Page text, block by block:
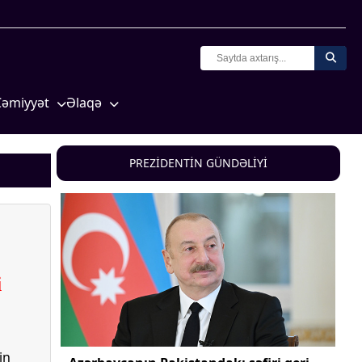
və
Siyasət
Məhkəmə və hüquq
Gənclər və İdman
Media və QHT
Əlaqə
PREZİDENTİN GÜNDƏLİYİ